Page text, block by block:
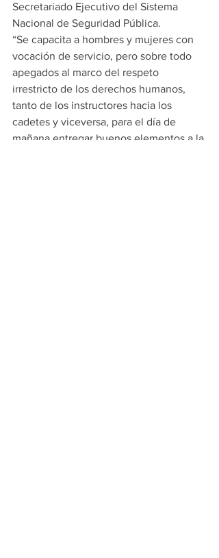
Secretariado Ejecutivo del Sistema
Nacional de Seguridad Pública.
“Se capacita a hombres y mujeres con
vocación de servicio, pero sobre todo
apegados al marco del respeto
irrestricto de los derechos humanos,
tanto de los instructores hacia los
cadetes y viceversa, para el día de
mañana entregar buenos elementos a la